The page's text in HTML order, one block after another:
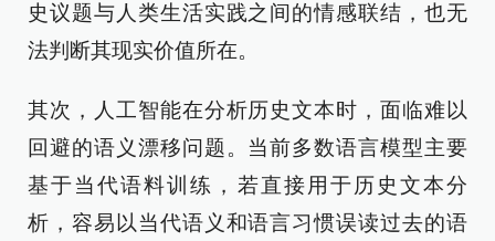
史议题与人类生活实践之间的情感联结，也无
法判断其现实价值所在。
其次，人工智能在分析历史文本时，面临难以
回避的语义漂移问题。当前多数语言模型主要
基于当代语料训练，若直接用于历史文本分
析，容易以当代语义和语言习惯误读过去的语